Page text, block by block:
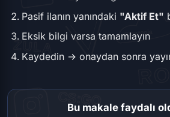
Pasif ilanın yanındaki "Aktif Et"
Eksik bilgi varsa tamamlayın
Kaydedin → onaydan sonra
Bu makale faydalı